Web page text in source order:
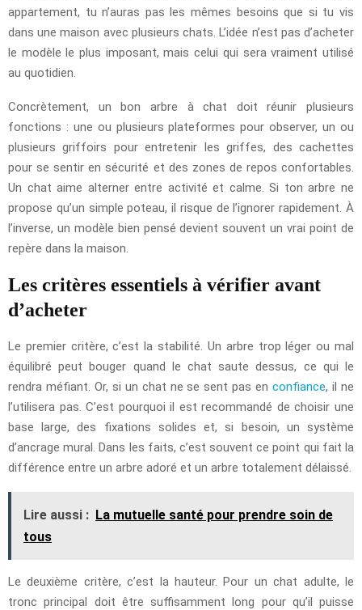
appartement, tu n’auras pas les mêmes besoins que si tu vis
dans une maison avec plusieurs chats. L’idée n’est pas d’acheter
le modèle le plus imposant, mais celui qui sera vraiment utilisé
au quotidien.
Concrètement, un bon arbre à chat doit réunir plusieurs
fonctions : une ou plusieurs plateformes pour observer, un ou
plusieurs griffoirs pour entretenir les griffes, des cachettes
pour se sentir en sécurité et des zones de repos confortables.
Un chat aime alterner entre activité et calme. Si ton arbre ne
propose qu’un simple poteau, il risque de l’ignorer rapidement. À
l’inverse, un modèle bien pensé devient souvent un vrai point de
repère dans la maison.
Les critères essentiels à vérifier avant
d’acheter
Le premier critère, c’est la stabilité. Un arbre trop léger ou mal
équilibré peut bouger quand le chat saute dessus, ce qui le
rendra méfiant. Or, si un chat ne se sent pas enconfiance, il ne
l’utilisera pas. C’est pourquoi il est recommandé de choisir une
base large, des fixations solides et, si besoin, un système
d’ancrage mural. Dans les faits, c’est souvent ce point qui fait la
différence entre un arbre adoré et un arbre totalement délaissé.
Lire aussi : La mutuelle santé pour prendre soin de
tous
Le deuxième critère, c’est la hauteur. Pour un chat adulte, le
tronc principal doit être suffisamment long pour qu’il puisse